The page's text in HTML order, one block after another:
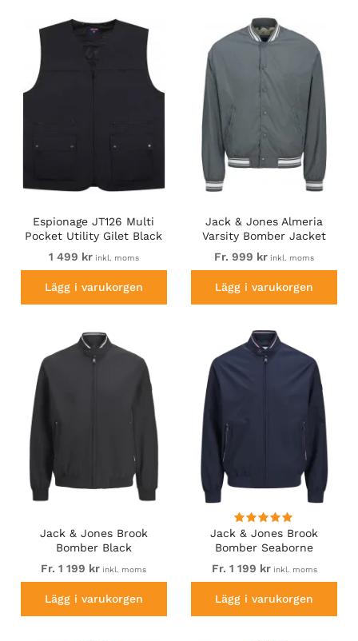
Espionage JT126 Multi
Pocket Utility Gilet Black
1 499 krinkl. moms
Lägg i varukorgen
Jack & Jones Almeria
Varsity Bomber Jacket
Grey
Fr. 999 kr inkl. moms
Lägg i varukorgen
Jack & Jones Brook
Bomber Black
Fr. 1 199 kr inkl. moms
Lägg i varukorgen
Jack & Jones Brook
Bomber Seaborne
Fr. 1 199 krinkl. moms
Lägg i varukorgen